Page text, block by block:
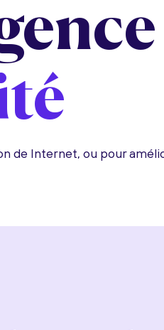
de Internet, ou pour